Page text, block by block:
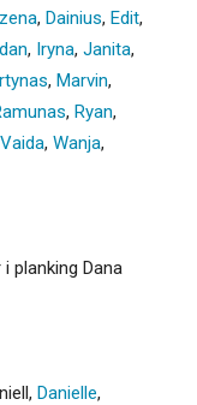
, Dainius, Edit,
, Iryna, Janita,
, Marvin,
, Ryan,
Vaida, Wanja,
planking Dana
, Danielle,